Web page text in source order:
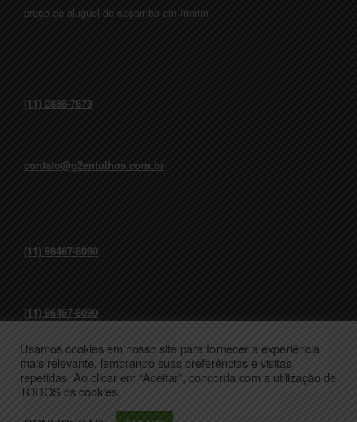
preço de aluguel de caçamba em Imirim
(11) 2888-7673
contato@g2entulhos.com.br
(11) 96467-8090
(11) 96467-8090
Todos os direitos reservados a G2 Entulhos - Administrado por W7master
Usamos cookies em nosso site para fornecer a experiência
mais relevante, lembrando suas preferências e visitas
repetidas. Ao clicar em “Aceitar”, concorda com a utilização de
TODOS os cookies.